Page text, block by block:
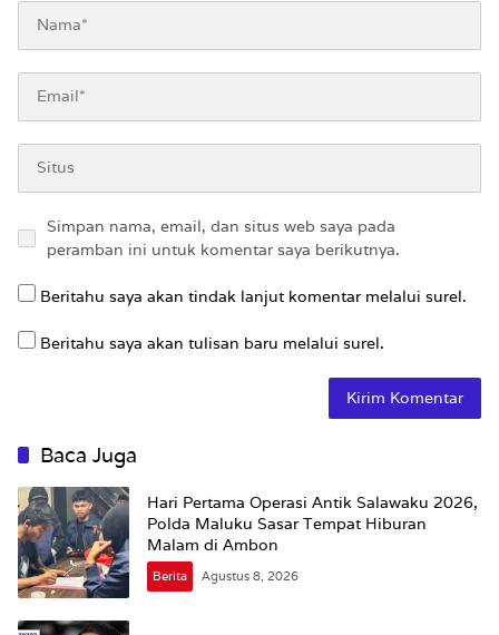
Simpan nama, email, dan situs web saya pada
peramban ini untuk komentar saya berikutnya.
Beritahu saya akan tindak lanjut komentar melalui surel.
Beritahu saya akan tulisan baru melalui surel.
Baca Juga
Hari Pertama Operasi Antik Salawaku 2026,
Polda Maluku Sasar Tempat Hiburan
Malam di Ambon
Berita Agustus 8, 2026